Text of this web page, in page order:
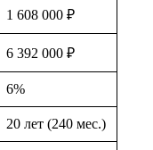
1 608 000 ₽
6 392 000 ₽
6%
20 лет (240 мес.)